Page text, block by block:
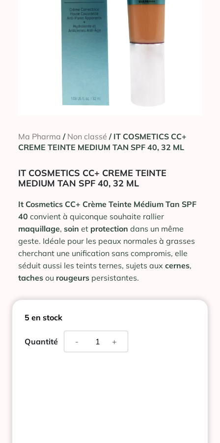
Ma Pharma / Non classé / IT COSMETICS CC+
CREME TEINTE MEDIUM TAN SPF 40, 32 ML
IT COSMETICS CC+ CREME TEINTE
MEDIUM TAN SPF 40, 32 ML
It Cosmetics CC+ Crème Teinte Médium Tan SPF
40 convient à quiconque souhaite rallier
maquillage, soin et protection dans un même
geste. Idéale pour les peaux normales à grasses
cherchant une unification sans compromis, elle
séduit aussi les teints ternes, sujets aux cernes,
taches ou rougeurs persistantes.
5 en stock
Quantité +
quantité
-